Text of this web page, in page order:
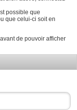
possible que
que celui-ci soit en
avant de pouvoir afficher